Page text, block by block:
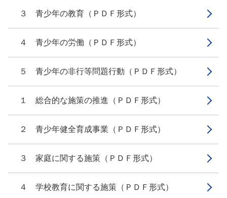
３ 青少年の教育（ＰＤＦ形式）
４ 青少年の労働（ＰＤＦ形式）
５ 青少年の非行等問題行動（ＰＤＦ形式）
１ 総合的な施策の推進（ＰＤＦ形式）
２ 青少年健全育成事業（ＰＤＦ形式）
３ 家庭に関する施策（ＰＤＦ形式）
４ 学校教育に関する施策（ＰＤＦ形式）